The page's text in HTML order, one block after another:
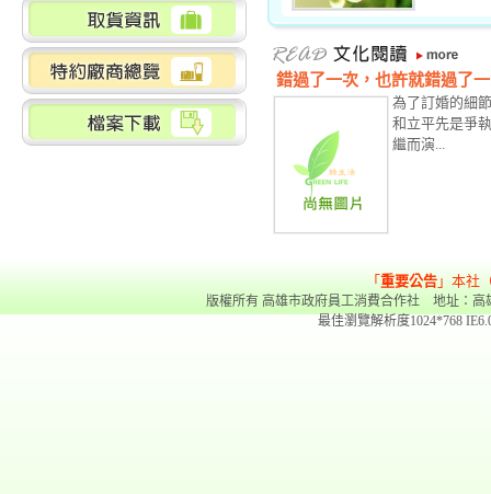
錯過了一次，也許就錯過了
為了訂婚的細
和立平先是爭
繼而演...
「 重要公告」本社
版權所有 高雄市政府員工消費合作社 地址：高
最佳瀏覽解析度1024*768